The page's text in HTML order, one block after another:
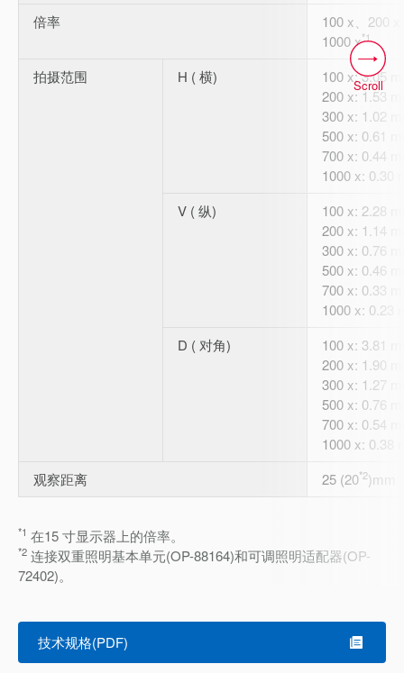
倍率
100 x、200
1000 x*1
拍摄范围 H ( 横)
100 x: 3.05
200 x: 1.53
300 x: 1.02
500 x: 0.61
700 x: 0.44
1000 x: 0.30
V ( 纵)
100 x: 2.28
200 x: 1.14
300 x: 0.76
500 x: 0.46
700 x: 0.33
1000 x: 0.23
D ( 对角)
100 x: 3.81
200 x: 1.90
300 x: 1.27
500 x: 0.76
700 x: 0.54
1000 x: 0.38
观察距离
25 (20*2)mm
*1 在15 寸显示器上的倍率。
*2 连接双重照明基本单元(OP-88164)和可调照明适配器(OP-
72402)。
Scroll
技术规格(PDF)